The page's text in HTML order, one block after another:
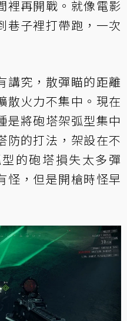
裡再開戰。就像電影
巷子裡打帶跑，一次
講究，散彈瞄的距離
散火力不集中。現在
是將砲塔架弧型集中
防的打法，架設在不
的砲塔損失太多彈
怪，但是開槍時怪早